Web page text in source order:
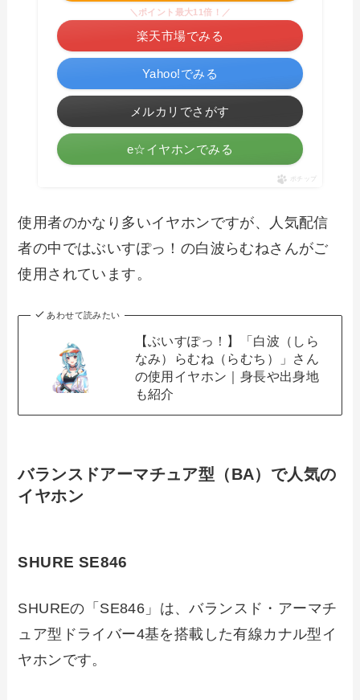
＼ポイント最大11倍！／
楽天市場でみる
Yahoo!でみる
メルカリでさがす
e☆イヤホンでみる
ポチップ
使用者のかなり多いイヤホンですが、人気配信
者の中ではぶいすぽっ！の白波らむねさんがご
使用されています。
あわせて読みたい
【ぶいすぽっ！】「白波（しら
なみ）らむね（らむち）」さん
の使用イヤホン｜身長や出身地
も紹介
バランスドアーマチュア型（BA）で人気の
イヤホン
SHURE SE846
SHUREの「SE846」は、バランスド・アーマチ
ュア型ドライバー4基を搭載した有線カナル型イ
ヤホンです。